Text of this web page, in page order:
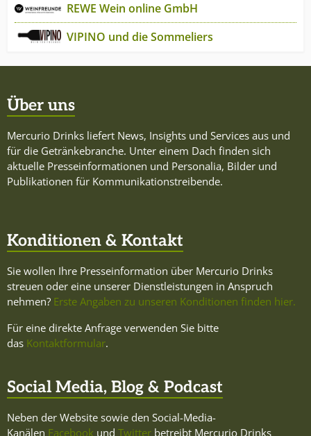
REWE Wein online GmbH
VIPINO und die Sommeliers
Über uns
Mercurio Drinks liefert News, Insights und Services aus und
für die Getränkebranche. Unter einem Dach finden sich
aktuelle Presseinformationen und Personalia, Bilder und
Publikationen für Kommunikationstreibende.
Konditionen & Kontakt
Sie wollen Ihre Presseinformation über Mercurio Drinks
streuen oder eine unserer Dienstleistungen in Anspruch
nehmen? Erste Angaben zu unseren Konditionen finden hier.
Für eine direkte Anfrage verwenden Sie bitte
das Kontaktformular.
Social Media, Blog & Podcast
Neben der Website sowie den Social-Media-
Kanälen Facebook und Twitter betreibt Mercurio Drinks